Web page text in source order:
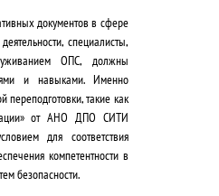
документов в сфере
специалисты,
ОПС, должны
и навыками. Именно
такие как
от АНО ДПО СИТИ
для соответствия
компетентности в
безопасности.